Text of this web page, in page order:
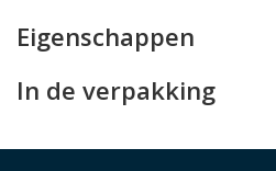
Eigenschappen
In de verpakking